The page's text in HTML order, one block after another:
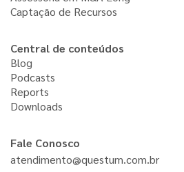
Captação de Recursos
Central de conteúdos
Blog
Podcasts
Reports
Downloads
Fale Conosco
atendimento@questum.com.br